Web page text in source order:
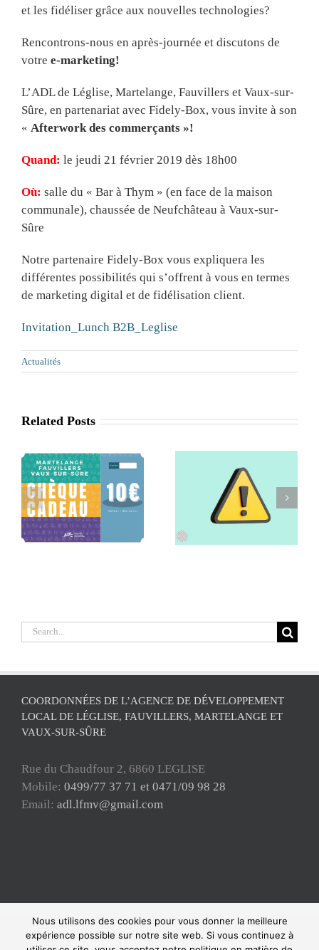
et les fidéliser grâce aux nouvelles technologies?
Rencontrons-nous en après-journée et discutons de
votre e-marketing!
L’ADL de Léglise, Martelange, Fauvillers et Vaux-sur-
Sûre, en partenariat avec Fidely-Box, vous invite à son
« Afterwork des commerçants »!
Quand: le jeudi 21 février 2019 dès 18h00
Où: salle du « Bar à Thym » (en face de la maison
communale), chaussée de Neufchâteau à Vaux-sur-
Sûre
Notre partenaire Fidely-Box vous expliquera les
différentes possibilités qui s’offrent à vous en termes
de marketing digital et de fidélisation client.
Invitation_Lunch B2B_Leglise
Actualités
Related Posts
Retrait de la
commune de
Léglise de l’ADL
Séance
d’information
Search
COORDONNÉES DE L’AGENCE DE DÉVELOPPEMENT
LOCAL DE LÉGLISE, FAUVILLERS, MARTELANGE ET
VAUX-SUR-SÛRE
Rue du Chaudfour 2, 6860 LEGLISE
Mobile: 0499/77 37 71 et 0471/09 98 28
Email: adl.lfmv@gmail.com
Copyright ADL Léglise-Fauvillers-Martelange-Vaux-sur-Sûre 2021 © Tous
droits réservés |
| Powered by
Nous utilisons des cookies pour vous donner la meilleure
expérience possible sur notre site web. Si vous continuez à